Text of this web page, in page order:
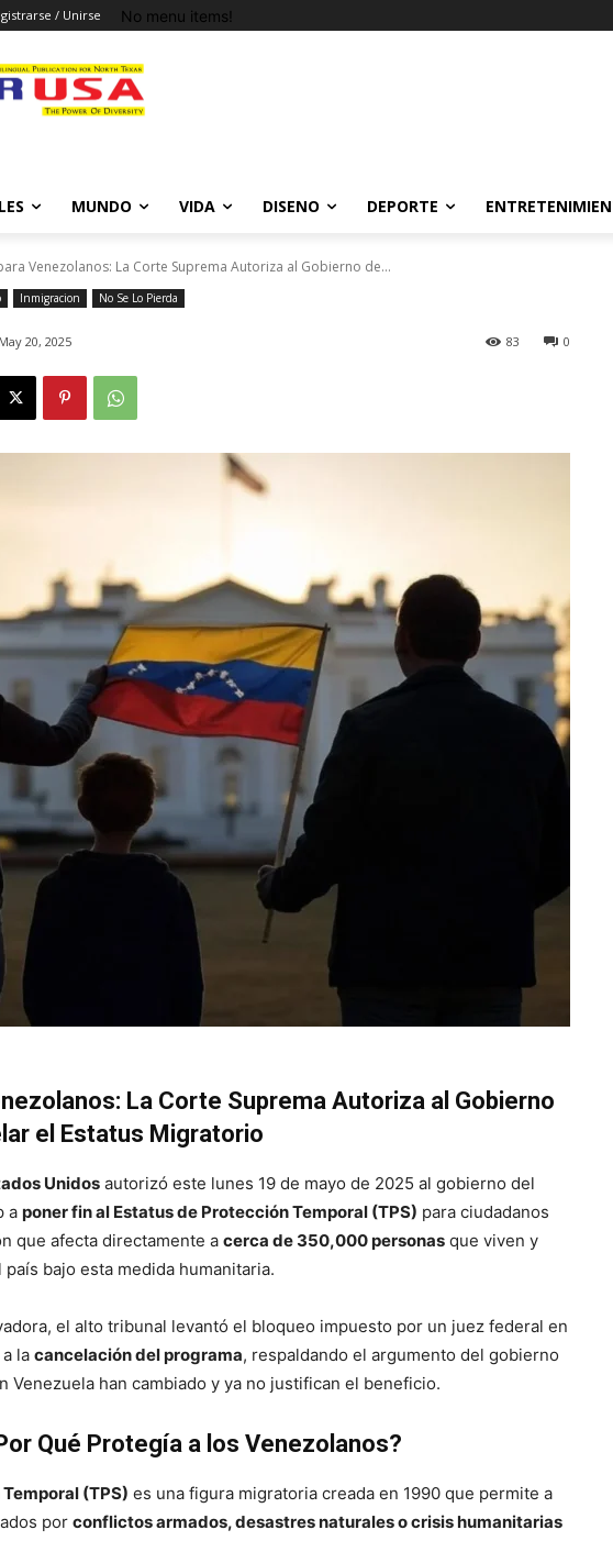
/ Unirse No menu items!
MUNDO VIDA DISENO DEPORTE
Venezolanos: La Corte Suprema Autoriza al Gobierno de...
Inmigracion No Se Lo Pierda
May 20, 2025 0
83
La Corte Suprema Autoriza al Gobierno
el Estatus Migratorio
Unidos autorizó este lunes 19 de mayo de 2025 al gobierno del
a poner fin al Estatus de Protección Temporal (TPS) para ciudadanos
que afecta directamente a cerca de 350,000 personas que viven y
bajo esta medida humanitaria.
el alto tribunal levantó el bloqueo impuesto por un juez federal en
la cancelación del programa, respaldando el argumento del gobierno
Venezuela han cambiado y ya no justifican el beneficio.
Qué Protegía a los Venezolanos?
(TPS) es una figura migratoria creada en 1990 que permite a
por conflictos armados, desastres naturales o crisis humanitarias